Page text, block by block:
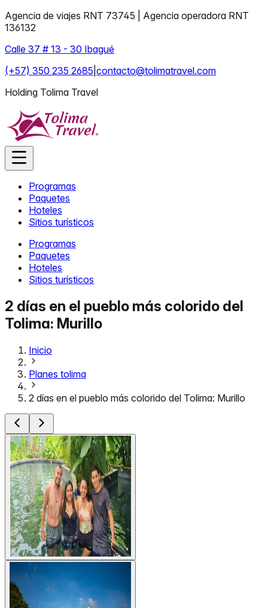
Agencia de viajes RNT 73745 | Agencia operadora RNT
136132
Calle 37 # 13 - 30 Ibagué
(+57) 350 235 2685 contacto@tolimatravel.com
Holding Tolima Travel
Programas
Paquetes
Hoteles
Sitios turísticos
Programas
Paquetes
Hoteles
Sitios turísticos
2 días en el pueblo más colorido del
Tolima: Murillo
Inicio
Planes tolima
2 días en el pueblo más colorido del Tolima: Murillo